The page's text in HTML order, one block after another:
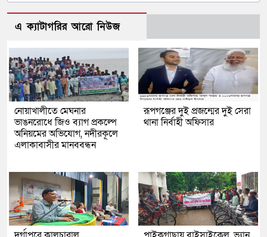
এ ক্যাটাগরির আরো নিউজ
নোয়াখালীতে মেঘনার
ভাঙনরোধে জিও ব্যাগ প্রকল্পে
অনিয়মের অভিযোগ, নদীরকূলে
এলাকাবাসীর মানববন্ধন
রূপগঞ্জের দুই প্রজন্মের দুই সেরা
থানা নির্বাহী অফিসার